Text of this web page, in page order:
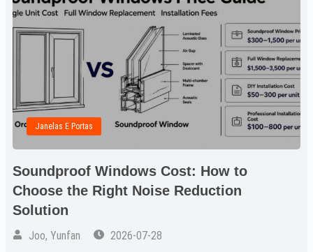
Janelas E Portas
Soundproof Windows Cost: How to
Choose the Right Noise Reduction
Solution
Joo, Yunfan
2026-07-28